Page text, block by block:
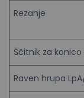
Rezanje
Ščitnik za konico
Raven hrupa